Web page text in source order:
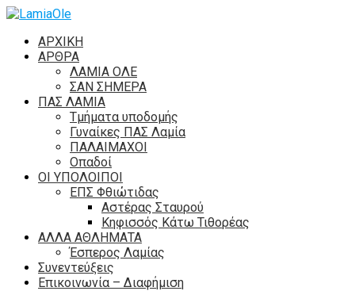
ΑΡΧΙΚΗ
ΑΡΘΡΑ
ΛΑΜΙΑ ΟΛΕ
ΣΑΝ ΣΗΜΕΡΑ
ΠΑΣ ΛΑΜΙΑ
Τμήματα υποδομής
Γυναίκες ΠΑΣ Λαμία
ΠΑΛΑΙΜΑΧΟΙ
Οπαδοί
ΟΙ ΥΠΟΛΟΙΠΟΙ
ΕΠΣ Φθιώτιδας
Αστέρας Σταυρού
Κηφισσός Κάτω Τιθορέας
ΑΛΛΑ ΑΘΛΗΜΑΤΑ
Έσπερος Λαμίας
Συνεντεύξεις
Επικοινωνία – Διαφήμιση